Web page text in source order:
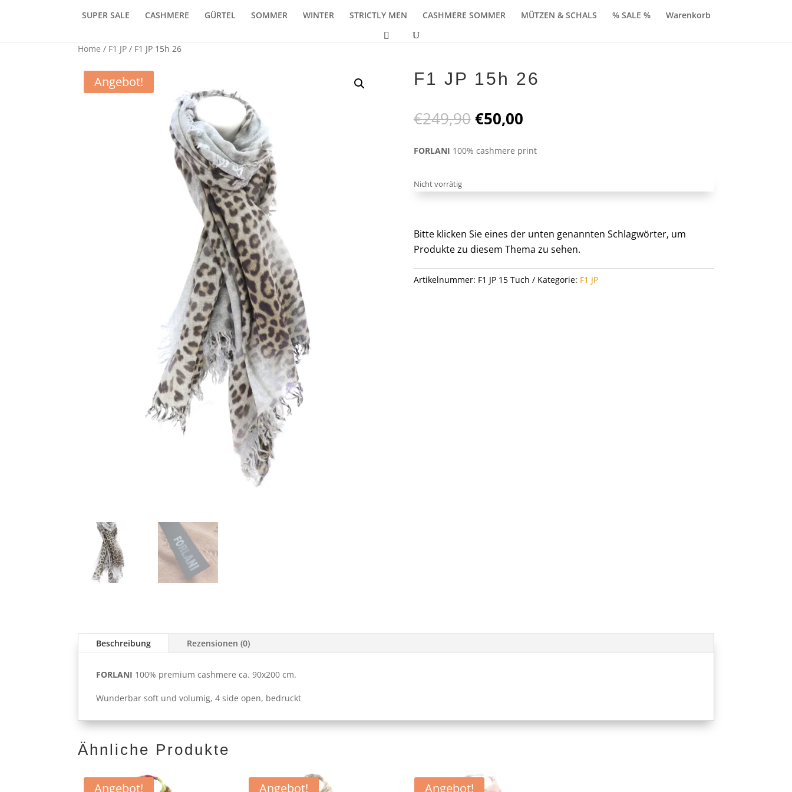
SUPER SALE CASHMERE GÜRTEL SOMMER WINTER STRICTLY MEN CASHMERE SOMMER MÜTZEN & SCHALS % SALE % Warenkorb
Home / F1 JP / F1 JP 15h 26
Angebot! F1 JP 15h 26
€249,90 Ursprünglicher
Preis
war:
€50,00Aktueller
ist:
FORLANI 100% cashmere print
Nicht vorrätig
Bitte klicken Sie eines der unten genannten Schlagwörter, um
Produkte zu diesem Thema zu sehen.
Artikelnummer: F1 JP 15 Tuch Kategorie: F1 JP
Beschreibung Rezensionen (0)
FORLANI 100% premium cashmere ca. 90x200 cm.
Wunderbar soft und volumig, 4 side open, bedruckt
Ähnliche Produkte
Angebot! Angebot! Angebot!